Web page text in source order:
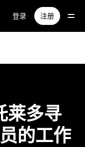
登录 注册
莱多寻
的工作